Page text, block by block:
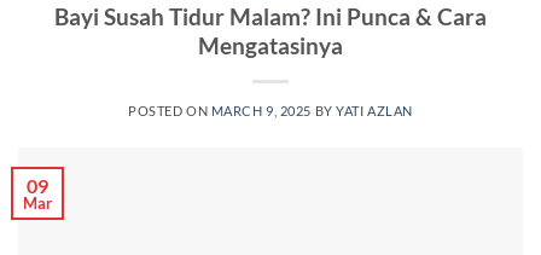
Bayi Susah Tidur Malam? Ini Punca & Cara
Mengatasinya
POSTED ON MARCH 9, 2025 BYYATI AZLAN
09
Mar